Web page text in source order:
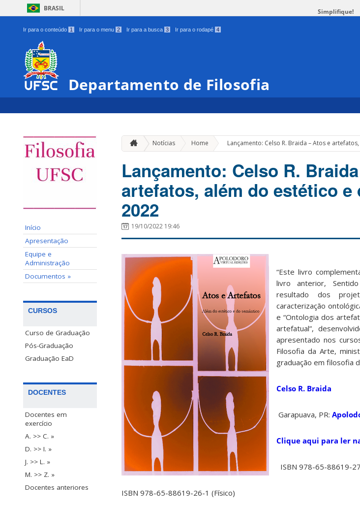
BRASIL Simplifique!
Ir para o conteúdo 1 Ir para o menu 2 Ir para a busca 3 Ir para o rodapé 4
Departamento de Filosofia
Início
Apresentação
Equipe e
Administração
Documentos »
CURSOS
Curso de Graduação
Pós-Graduação
Graduação EaD
DOCENTES
Docentes em
exercício
A. >> C. »
D. >> I. »
J. >> L. »
M. >> Z. »
Docentes anteriores
Notícias Home » Lançamento: Celso R. Braida – Atos e
Lançamento: Celso R.
artefatos, além do estético e
2022
19/10/2022 19:46
“Este livro
livro anterior,
resultado dos
caracterização
e “Ontologia dos
artefatual”,
apresentado nos
Filosofia da Arte,
graduação em filosofia
Celso R. Braida
Garapuava, PR:
Clique aqui para ler
ISBN 978-65-88619-
ISBN 978-65-88619-26-1 (Físico)